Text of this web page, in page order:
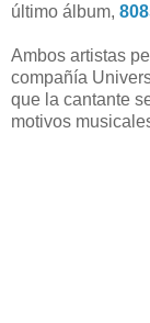
último álbum,
Ambos artistas
compañía
que la cantante
motivos